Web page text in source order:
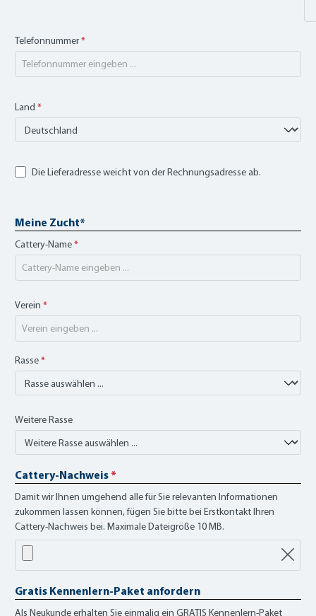
Telefonnummer*
Land *
Die Lieferadresse weicht von der Rechnungsadresse ab.
Meine Zucht*
Cattery-Name*
Verein *
Rasse*
Weitere Rasse
Cattery-Nachweis *
Damit wir Ihnen umgehend alle für Sie relevanten Informationen
zukommen lassen können, fügen Sie bitte bei Erstkontakt Ihren
Cattery-Nachweis bei. Maximale Dateigröße 10 MB.
Gratis Kennenlern-Paket anfordern
Als Neukunde erhalten Sie einmalig ein GRATIS Kennenlern-Paket